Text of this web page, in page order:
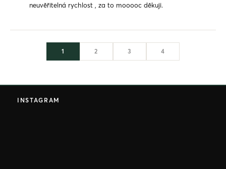
neuvěřitelná rychlost , za to mooooc děkuji.
1 2 3 4
INSTAGRAM